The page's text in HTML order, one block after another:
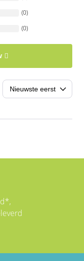
(0)
(0)